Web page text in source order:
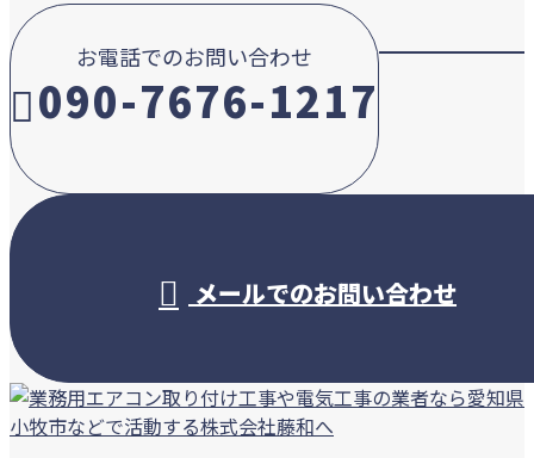
お電話でのお問い合わせ
090-7676-1217
メールでのお問い合わせ